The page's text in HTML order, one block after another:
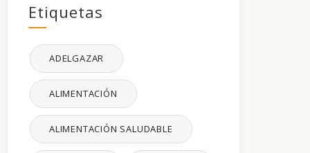
Etiquetas
ADELGAZAR
ALIMENTACIÓN
ALIMENTACIÓN SALUDABLE